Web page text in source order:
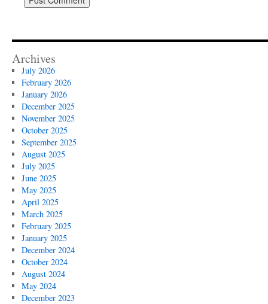
Archives
July 2026
February 2026
January 2026
December 2025
November 2025
October 2025
September 2025
August 2025
July 2025
June 2025
May 2025
April 2025
March 2025
February 2025
January 2025
December 2024
October 2024
August 2024
May 2024
December 2023